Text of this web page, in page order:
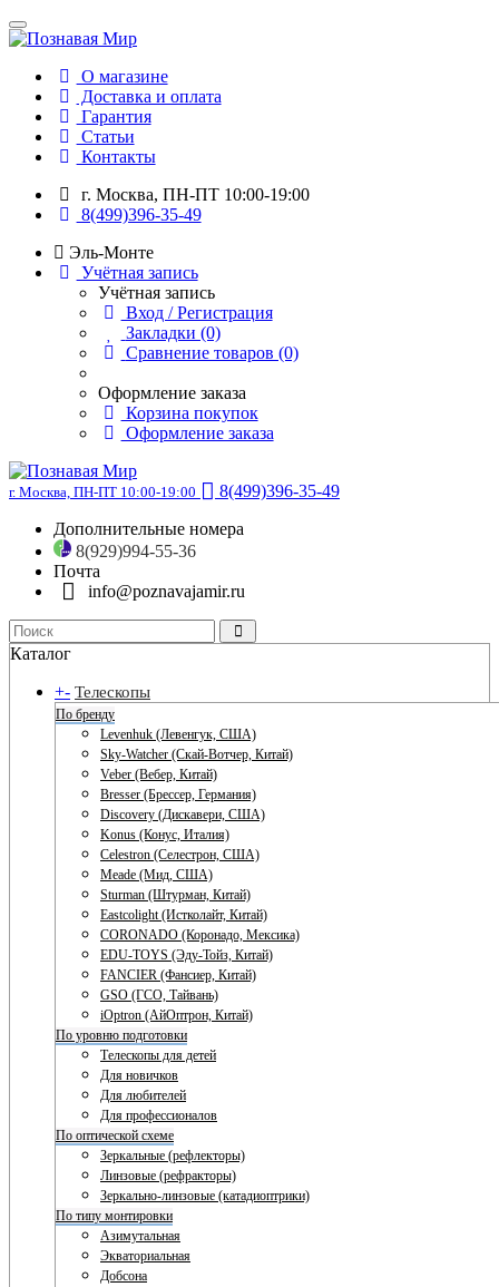
О магазине
Доставка и оплата
Гарантия
Статьи
Контакты
г. Москва, ПН-ПТ 10:00-19:00
8(499)396-35-49
Эль-Монте
Учётная запись
Учётная запись
Вход / Регистрация
Закладки (0)
Сравнение товаров (0)
Оформление заказа
Корзина покупок
Оформление заказа
г. Москва, ПН-ПТ 10:00-19:00
8(499)396-35-49
Дополнительные номера
8(929)994-55-36
Почта
info@poznavajamir.ru
Каталог
+- Телескопы
По бренду
Levenhuk (Левенгук, США)
Sky-Watcher (Скай-Вотчер, Китай)
Veber (Вебер, Китай)
Bresser (Брессер, Германия)
Discovery (Дискавери, США)
Konus (Конус, Италия)
Celestron (Селестрон, США)
Meade (Мид, США)
Sturman (Штурман, Китай)
Eastcolight (Истколайт, Китай)
CORONADO (Коронадо, Мексика)
EDU-TOYS (Эду-Тойз, Китай)
FANCIER (Фансиер, Китай)
GSO (ГСО, Тайвань)
iOptron (АйОптрон, Китай)
По уровню подготовки
Телескопы для детей
Для новичков
Для любителей
Для профессионалов
По оптической схеме
Зеркальные (рефлекторы)
Линзовые (рефракторы)
Зеркально-линзовые (катадиоптрики)
По типу монтировки
Азимутальная
Экваториальная
Добсона